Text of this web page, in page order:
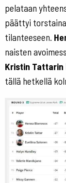
pelataan
päättyi
tilanteeseen.
naisten
Kristin Tattarin
tällä hetkellä